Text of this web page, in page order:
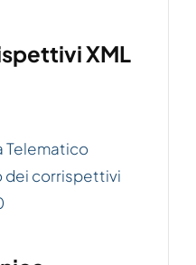
XML
Telematico
dei corrispettivi